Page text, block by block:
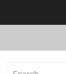
Search